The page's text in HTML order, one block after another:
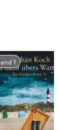
das Pflaster
die Inseln
Amrum-
«
1